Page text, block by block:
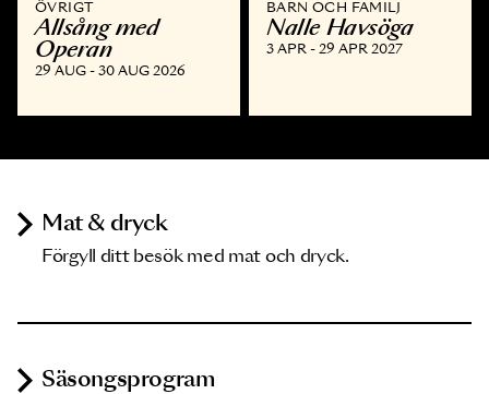
ÖVRIGT
Allsång med
Operan
29 AUG - 30 AUG 2026
BARN OCH FAMILJ
Nalle Havsöga
3 APR - 29 APR 2027
Mat & dryck
Förgyll ditt besök med mat och dryck.
Säsongsprogram